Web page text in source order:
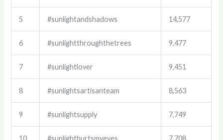
5 #sunlightandshadows 14,577
6 #sunlightthroughthetrees 9,477
7 #sunlightlover 9,451
8 #sunlightsartisanteam 8,563
9 #sunlightsupply 7,749
10 #sunlighthurtsmyeyes 7,708